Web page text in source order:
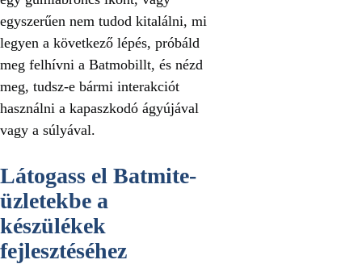
egyszerűen nem tudod kitalálni, mi
legyen a következő lépés, próbáld
meg felhívni a Batmobillt, és nézd
meg, tudsz-e bármi interakciót
használni a kapaszkodó ágyújával
vagy a súlyával.
Látogass el Batmite-
üzletekbe a
készülékek
fejlesztéséhez